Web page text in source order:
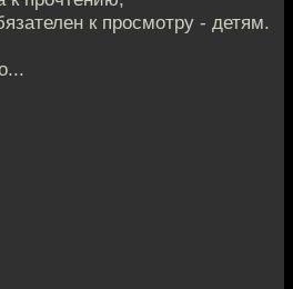
к просмотру - детям.